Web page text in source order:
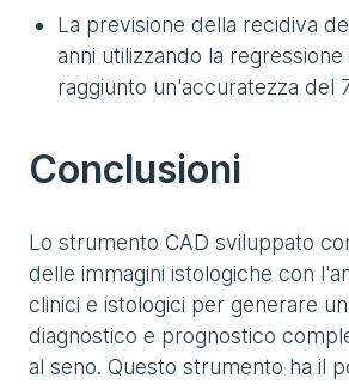
La previsione della recidiva
anni utilizzando la regressione
raggiunto un'accuratezza del
Conclusioni
Lo strumento CAD sviluppato
delle immagini istologiche con
clinici e istologici per generare
diagnostico e prognostico
al seno. Questo strumento ha il